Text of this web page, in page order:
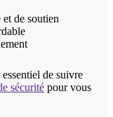
de soutien
de suivre
sécurité pour vous